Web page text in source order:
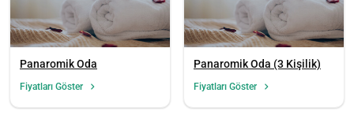
Panaromik Oda
Fiyatları Göster
Panaromik Oda (3 Kişilik)
Fiyatları Göster